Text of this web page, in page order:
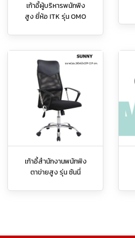
เก้าอี้ผู้บริหารพนักพิง
สูง ยี่ห้อ ITK รุ่น OMO
เก้าอี้สำนักงานพนักพิง
ตาข่ายสูง รุ่น ซันนี่